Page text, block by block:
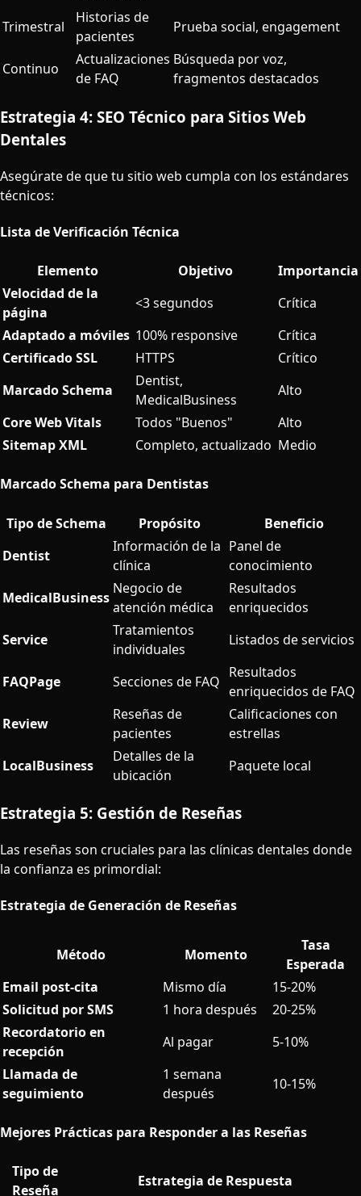
Trimestral
Historias de
pacientes
Prueba social, engagement
Continuo
Actualizaciones
de FAQ
Búsqueda por voz,
fragmentos destacados
Estrategia 4: SEO Técnico para Sitios Web
Dentales
Asegúrate de que tu sitio web cumpla con los estándares
técnicos:
Lista de Verificación Técnica
Elemento Objetivo
Importancia
Velocidad de la
página
<3 segundos
Crítica
Adaptado a móviles 100% responsive
Crítica
Certificado SSL
HTTPS
Crítico
Marcado Schema
Dentist,
MedicalBusiness
Alto
Core Web Vitals
Todos "Buenos"
Alto
Sitemap XML
Completo, actualizado Medio
Marcado Schema para Dentistas
Tipo de Schema Propósito
Beneficio
Dentist
Información de la
clínica
Panel de
conocimiento
MedicalBusiness
Negocio de
atención médica
Resultados
enriquecidos
Service
Tratamientos
individuales
Listados de servicios
FAQPage Secciones de FAQ
Resultados
enriquecidos de FAQ
Review
Reseñas de
pacientes
Calificaciones con
estrellas
LocalBusiness
Detalles de la
ubicación
Paquete local
Estrategia 5: Gestión de Reseñas
Las reseñas son cruciales para las clínicas dentales donde
la confianza es primordial:
Estrategia de Generación de Reseñas
Método Momento
Tasa
Esperada
Email post-cita
Mismo día
15-20%
Solicitud por SMS
1 hora después
20-25%
Recordatorio en
recepción
Al pagar
5-10%
Llamada de
seguimiento
1 semana
después
10-15%
Mejores Prácticas para Responder a las Reseñas
Tipo de
Reseña
Estrategia de Respuesta